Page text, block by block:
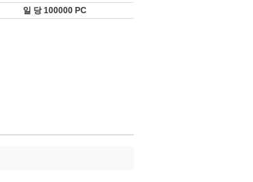
일 당 100000 PC